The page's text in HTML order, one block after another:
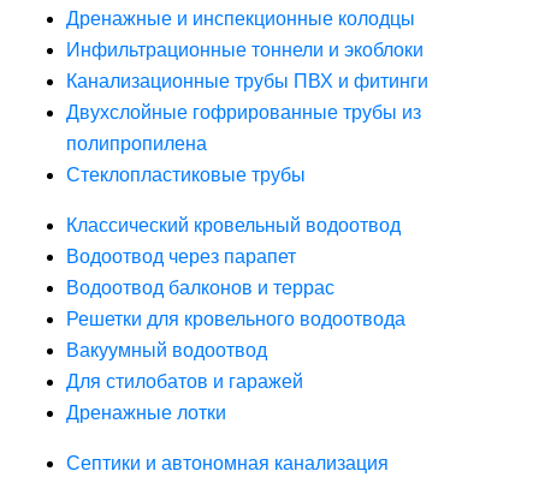
Дренажные и инспекционные колодцы
Инфильтрационные тоннели и экоблоки
Канализационные трубы ПВХ и фитинги
Двухслойные гофрированные трубы из
полипропилена
Стеклопластиковые трубы
Классический кровельный водоотвод
Водоотвод через парапет
Водоотвод балконов и террас
Решетки для кровельного водоотвода
Вакуумный водоотвод
Для стилобатов и гаражей
Дренажные лотки
Септики и автономная канализация